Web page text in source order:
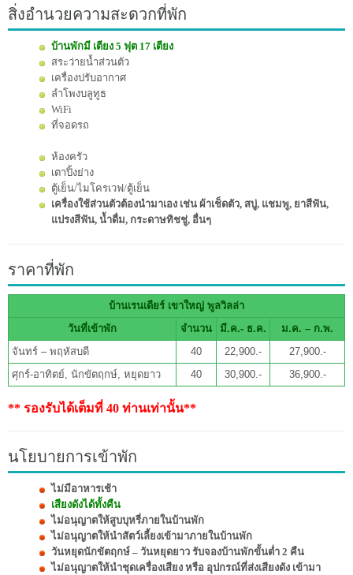
สิ่งอำนวยความสะดวกที่พัก
บ้านพักมี เตียง 5 ฟุต 17 เตียง
สระว่ายน้ำส่วนตัว
เครื่องปรับอากาศ
ลำโพงบลูทูธ
WiFi
ที่จอดรถ
ห้องครัว
เตาปิ้งย่าง
ตู้เย็น/ไมโครเวฟ/ตู้เย็น
เครื่องใช้ส่วนตัวต้องนำมาเอง เช่น ผ้าเช็ดตัว, สบู่, แชมพู, ยาสีฟัน,
แปรงสีฟัน, น้ำดื่ม, กระดาษทิชชู่, อื่นๆ
ราคาที่พัก
บ้านเรนเดียร์ เขาใหญ่ พูลวิลล่า
วันที่เข้าพัก
จำนวน มี.ค.- ธ.ค.
ม.ค. – ก.พ.
จันทร์ – พฤหัสบดี
40 22,900.-
27,900.-
ศุกร์-อาทิตย์, นักขัตฤกษ์, หยุดยาว
40 30,900.- 36,900.-
** รองรับได้เต็มที่ 40 ท่านเท่านั้น**
นโยบายการเข้าพัก
ไม่มีอาหารเช้า
เสียงดังได้ทั้งคืน
ไม่อนุญาตให้สูบบุหรี่ภายในบ้านพัก
ไม่อนุญาตให้นำสัตว์เลี้ยงเข้ามาภายในบ้านพัก
วันหยุดนักขัตฤกษ์ – วันหยุดยาว รับจองบ้านพักขั้นต่ำ 2 คืน
ไม่อนุญาตให้นำชุดเครื่องเสียง หรือ อุปกรณ์ที่ส่งเสียงดัง เข้ามา